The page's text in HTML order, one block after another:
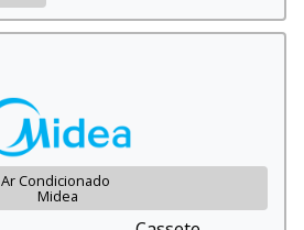
Ar Condicionado
Midea